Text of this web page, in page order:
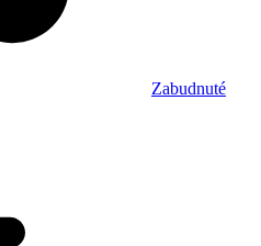
Zabudnuté